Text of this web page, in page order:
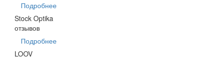
Подробнее
Stock Optika
отзывов
Подробнее
LOOV